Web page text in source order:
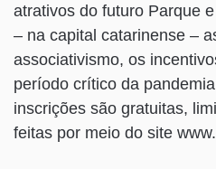
atrativos do futuro Parque
– na capital catarinense –
associativismo, os
período crítico da
inscrições são gratuitas,
feitas por meio do site